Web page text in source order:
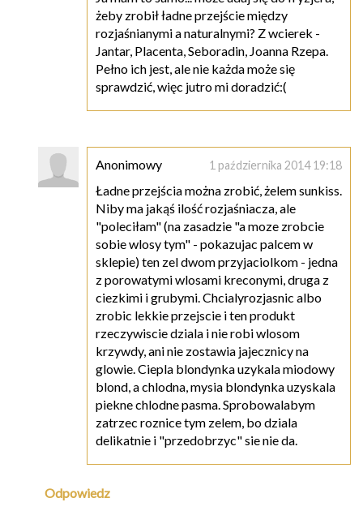
żeby zrobił ładne przejście między
rozjaśnianymi a naturalnymi? Z wcierek -
Jantar, Placenta, Seboradin, Joanna Rzepa.
Pełno ich jest, ale nie każda może się
sprawdzić, więc jutro mi doradzić:(
Anonimowy 1 października 2014 19:18
Ładne przejścia można zrobić, żelem sunkiss.
Niby ma jakąś ilość rozjaśniacza, ale
"poleciłam" (na zasadzie "a moze zrobcie
sobie wlosy tym" - pokazujac palcem w
sklepie) ten zel dwom przyjaciolkom - jedna
z porowatymi wlosami kreconymi, druga z
ciezkimi i grubymi. Chcialyrozjasnic albo
zrobic lekkie przejscie i ten produkt
rzeczywiscie dziala i nie robi wlosom
krzywdy, ani nie zostawia jajecznicy na
glowie. Ciepla blondynka uzykala miodowy
blond, a chlodna, mysia blondynka uzyskala
piekne chlodne pasma. Sprobowalabym
zatrzec roznice tym zelem, bo dziala
delikatnie i "przedobrzyc" sie nie da.
Odpowiedz